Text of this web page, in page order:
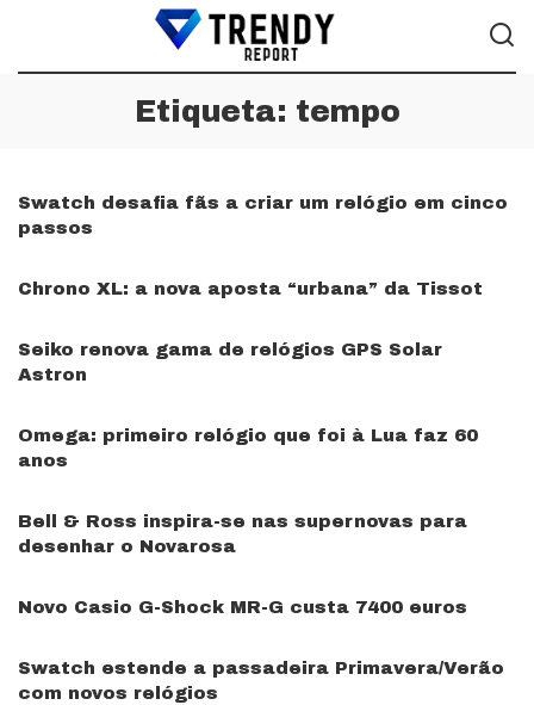
Etiqueta: tempo
Swatch desafia fãs a criar um relógio em cinco
passos
Chrono XL: a nova aposta “urbana” da Tissot
Seiko renova gama de relógios GPS Solar
Astron
Omega: primeiro relógio que foi à Lua faz 60
anos
Bell & Ross inspira-se nas supernovas para
desenhar o Novarosa
Novo Casio G-Shock MR-G custa 7400 euros
Swatch estende a passadeira Primavera/Verão
com novos relógios